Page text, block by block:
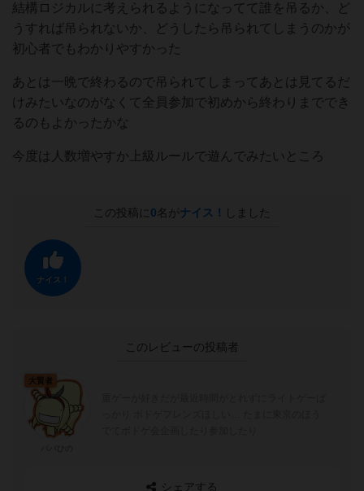
結構ロジカルに考えられるようになってて誰を吊るか、ど
うすれば吊られないか、どうしたら吊られてしまうのかが
初心者でもわかりやすかった
あとは一晩で終わるので吊られてしまってあとは見てるだ
けみたいなのがなくて全員参加で初めから終わりまででき
るのもよかったかな
今度は人数増やすか上級ルールで遊んでみたいところ
この投稿に 0名がナイス！ しました
ナイス！
このレビューの投稿者
大賢者
シェアする